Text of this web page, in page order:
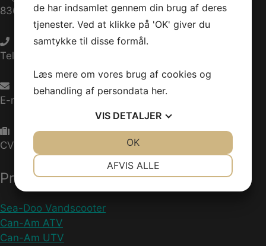
8361 Hasselager
Telefon:
E-mail: info@jettrade.dk
CVR-nummer: 27233678
Produkter
Sea-Doo Vandscooter
Can-Am ATV
Can-Am UTV
de har indsamlet gennem din brug af deres
tjenester. Ved at klikke på 'OK' giver du
samtykke til disse formål.
Læs mere om vores brug af cookies og
behandling af persondata her.
VIS DETALJER
MARKETING
AFVIS ALLE
OK